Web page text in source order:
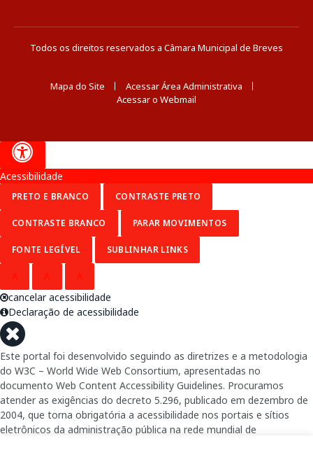
Todos os direitos reservados a Câmara Municipal de Breves
Mapa do Site
Acessar Área Administrativa
Acessar o Webmail
Acessibilidade
PRETO E BRANCO CONTRASTE PRETO
CONTRASTE BRANCO PARAR MOVIMENTOS
FONTE LEGÍVEL SUBLINHAR LINKS
cancelar acessibilidade
Declaração de acessibilidade
Este portal foi desenvolvido seguindo as diretrizes e a metodologia
do W3C – World Wide Web Consortium, apresentadas no
documento Web Content Accessibility Guidelines. Procuramos
atender as exigências do decreto 5.296, publicado em dezembro de
2004, que torna obrigatória a acessibilidade nos portais e sítios
eletrônicos da administração pública na rede mundial de